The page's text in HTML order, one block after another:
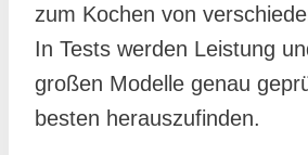
zum Kochen von
In Tests werden Leistung
großen Modelle genau
besten herauszufinden.